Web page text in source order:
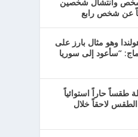
عن شخص رابع
وهو مثال بارز على
“سأعود إلى سوريا
طقساً حاراً استوائياً
لاحقاً خلال